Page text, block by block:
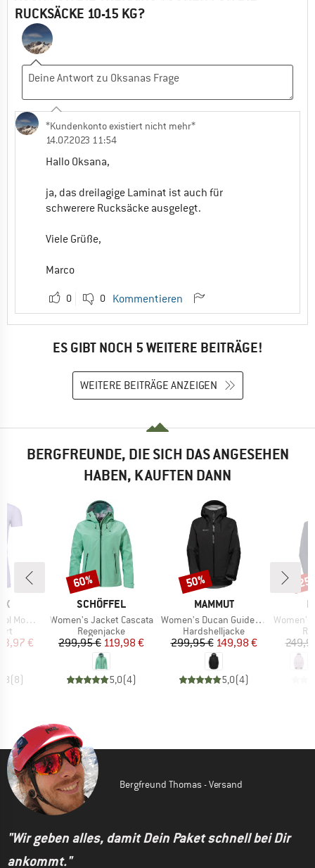
RUCKSÄCKE 10-15 KG?
*Kundenkonto existiert nicht mehr*
14.07.2023 11:54
Hallo Oksana,
ja, das dreilagige Laminat ist auch für
schwerere Rucksäcke ausgelegt.
Viele Grüße,
Marco
0 0 Kommentieren
ES GIBT NOCH 5 WEITERE BEITRÄGE!
WEITERE BEITRÄGE ANZEIGEN
BERGFREUNDE, DIE SICH DAS ANGESEHEN
HABEN, KAUFTEN DANN
Preis
€
(8)
MARKE
SCHÖFFEL
Artikel
Women's Jacket Cascata
Produktgruppe
Regenjacke
Preis
299,95 €reduzierter Preis
119,98 €
5,0(4)
Rabatt
60%
MARKE
MAMMUT
Artikel
Women's Ducan Guide Hardshell Hooded Jacket
Produktgruppe
Hardshelljacke
Preis
299,95 €reduzierter Preis
149,98 €
5,0(4)
Rabatt
50%
Artikel
Women's Crag
Bergfreund Thomas - Versand
"Wir geben alles, damit Dein Paket schnell bei Dir
ankommt."